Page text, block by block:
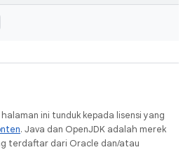
ini tunduk kepada lisensi yang
. Java dan OpenJDK adalah merek
terdaftar dari Oracle dan/atau